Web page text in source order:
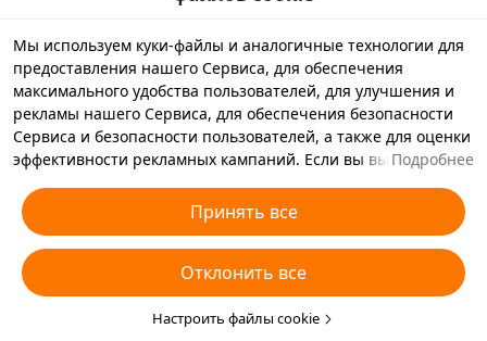
Мы используем куки-файлы и аналогичные технологии для
предоставления нашего Сервиса, для обеспечения
максимального удобства пользователей, для улучшения и
рекламы нашего Сервиса, для обеспечения безопасности
Сервиса и безопасности пользователей, а также для оценки
эффективности рекламных кампаний. Если вы выбираете
с которыми мы работаем, будем хранить куки-файлы и
использовать аналогичные технологии на вашем
устройстве в рекламных целях. Вы также можете выбрать
«Отклонить все», чтобы отклонить все необязательные
куки-файлы, или выбрать, какие типы куки-файлов
необходимо принять или отклонить. Для этого нажмите
Подробнее
Принять все
Отклонить все
Настроить файлы cookie